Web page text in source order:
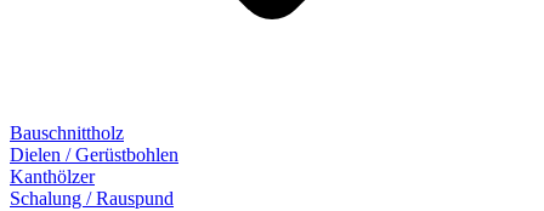
Bauschnittholz
Dielen / Gerüstbohlen
Kanthölzer
Schalung / Rauspund